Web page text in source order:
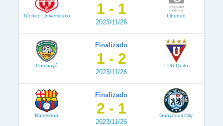
Técnico Universitario 1 - 1
2023/11/26
Libertad
Cumbayá
Finalizado
1 - 2
2023/11/26
LDU Quito
Barcelona
Finalizado
2 - 1
2023/11/26
Guayaquil City